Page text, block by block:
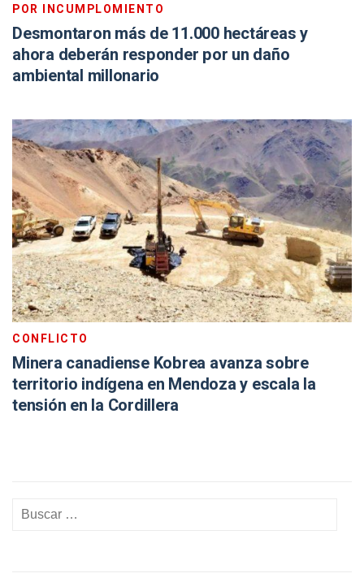
POR INCUMPLOMIENTO
Desmontaron más de 11.000 hectáreas y
ahora deberán responder por un daño
ambiental millonario
CONFLICTO
Minera canadiense Kobrea avanza sobre
territorio indígena en Mendoza y escala la
tensión en la Cordillera